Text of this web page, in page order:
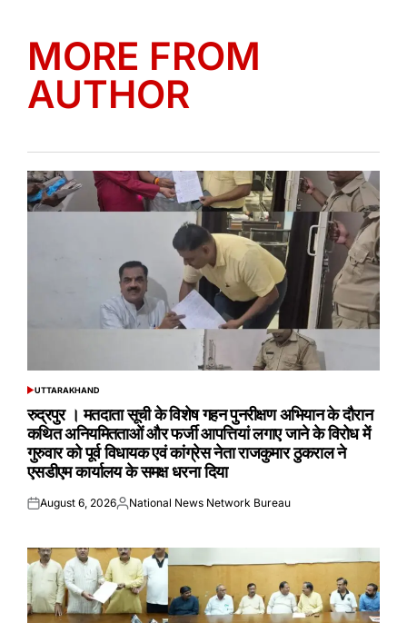
MORE FROM
AUTHOR
POSTED
UTTARAKHAND
रुद्रपुर । मतदाता सूची के विशेष गहन पुनरीक्षण अभियान के दौरान
कथित अनियमितताओं और फर्जी आपत्तियां लगाए जाने के विरोध में
गुरुवार को पूर्व विधायक एवं कांग्रेस नेता राजकुमार ठुकराल ने
एसडीएम कार्यालय के समक्ष धरना दिया
Posted
August 6, 2026Posted
National News Network Bureau